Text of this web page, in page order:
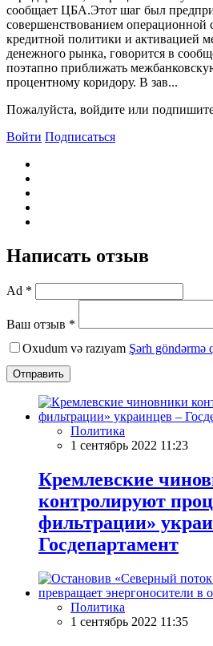
сообщает ЦБА.Этот шаг был
совершенствованием операционной
кредитной политики и активацией
денежного рынка, говорится в
поэтапно приближать
процентному коридору. В зав...
Пожалуйста, войдите или
Войти Подписаться
Написать отзыв
Ad *
Ваш отзыв *
Oxudum və razıyam Şərh göndərmə
Отправить
Политика
1 сентябрь 2022 11:23
Кремлевские
контролируют
фильтрации»
Госдепартамент
Политика
1 сентябрь 2022 11:35